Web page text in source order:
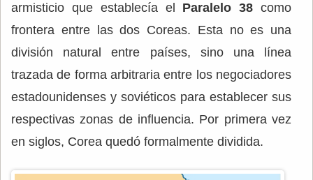
armisticio que establecía el Paralelo 38 como
frontera entre las dos Coreas. Esta no es una
división natural entre países, sino una línea
trazada de forma arbitraria entre los negociadores
estadounidenses y soviéticos para establecer sus
respectivas zonas de influencia. Por primera vez
en siglos, Corea quedó formalmente dividida.